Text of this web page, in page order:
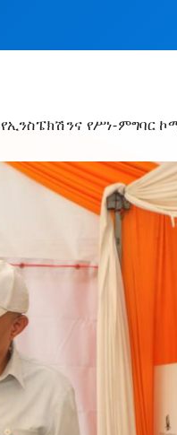
የኢንስፔክሽንና የሥነ-ምግባር